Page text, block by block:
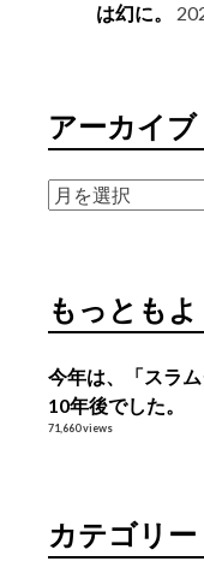
は幻に。
アーカイブ
ア
ブ
もっとも
今年は、「スラ
10年後でした。
71,660 views
カテゴリー